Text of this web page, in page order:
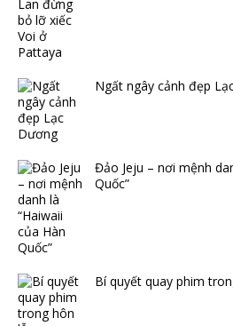
Ngất ngây cảnh đẹp
Đảo Jeju – nơi mệnh
Quốc”
Bí quyết quay phim